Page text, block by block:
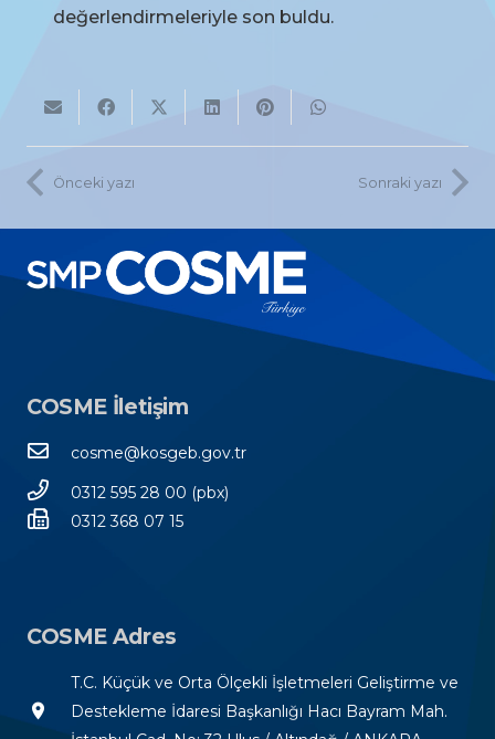
değerlendirmeleriyle son buldu.
Önceki yazı Sonraki yazı
COSME İletişim
cosme@kosgeb.gov.tr
0312 595 28 00 (pbx)
0312 368 07 15
COSME Adres
room
T.C. Küçük ve Orta Ölçekli İşletmeleri Geliştirme ve
Destekleme İdaresi Başkanlığı Hacı Bayram Mah.